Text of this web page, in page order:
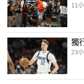
11
獨
23